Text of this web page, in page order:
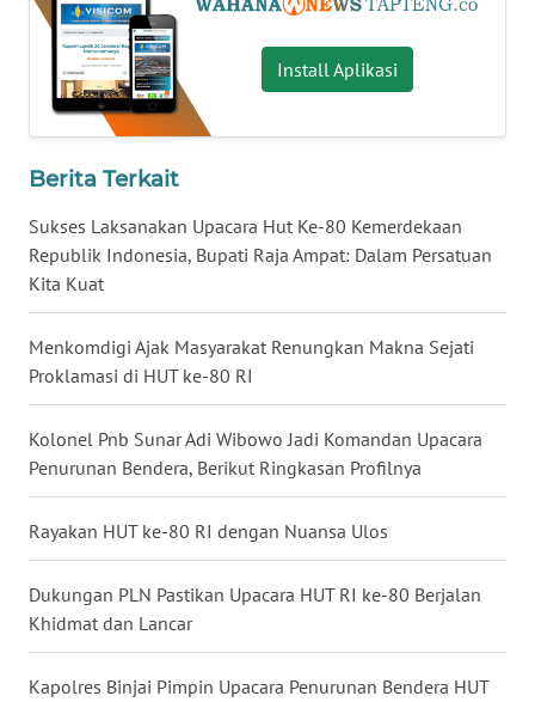
Install Aplikasi
Berita Terkait
Sukses Laksanakan Upacara Hut Ke-80 Kemerdekaan
Republik Indonesia, Bupati Raja Ampat: Dalam Persatuan
Kita Kuat
Menkomdigi Ajak Masyarakat Renungkan Makna Sejati
Proklamasi di HUT ke-80 RI
Kolonel Pnb Sunar Adi Wibowo Jadi Komandan Upacara
Penurunan Bendera, Berikut Ringkasan Profilnya
Rayakan HUT ke-80 RI dengan Nuansa Ulos
Dukungan PLN Pastikan Upacara HUT RI ke-80 Berjalan
Khidmat dan Lancar
Kapolres Binjai Pimpin Upacara Penurunan Bendera HUT
WN
LANGKAT
SELATAN
WN
TANJUNG
LESUNG
WN
KARO
WN
SIMALUNGUN
WN
LABUHANBATU
WN